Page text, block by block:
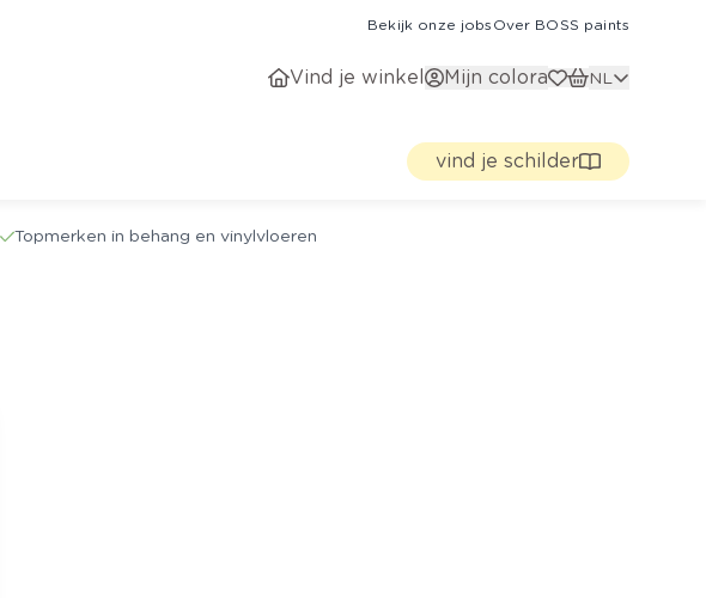
Bekijk onze jobs Over BOSS paints
Vind je winkel Mijn colora NL
vind je schilder
Topmerken in behang en vinylvloeren